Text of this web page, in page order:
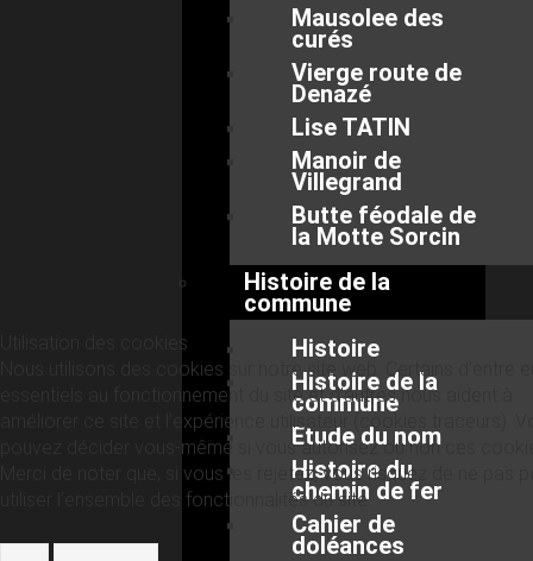
Mausolee des
curés
Vierge route de
Denazé
Lise TATIN
Manoir de
Villegrand
Butte féodale de
la Motte Sorcin
Histoire de la
commune
Histoire
Histoire de la
commune
Etude du nom
Histoire du
chemin de fer
Cahier de
doléances
Utilisation des cookies
Nous utilisons des cookies sur notre site web. Certains d’entre
essentiels au fonctionnement du site et d’autres nous aident à
améliorer ce site et l’expérience utilisateur (cookies traceurs).
pouvez décider vous-même si vous autorisez ou non ces
Merci de noter que, si vous les rejetez, vous risquez de ne pas
utiliser l’ensemble des fonctionnalités du site.